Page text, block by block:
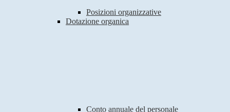
Posizioni organizzative
Dotazione organica
Conto annuale del personale